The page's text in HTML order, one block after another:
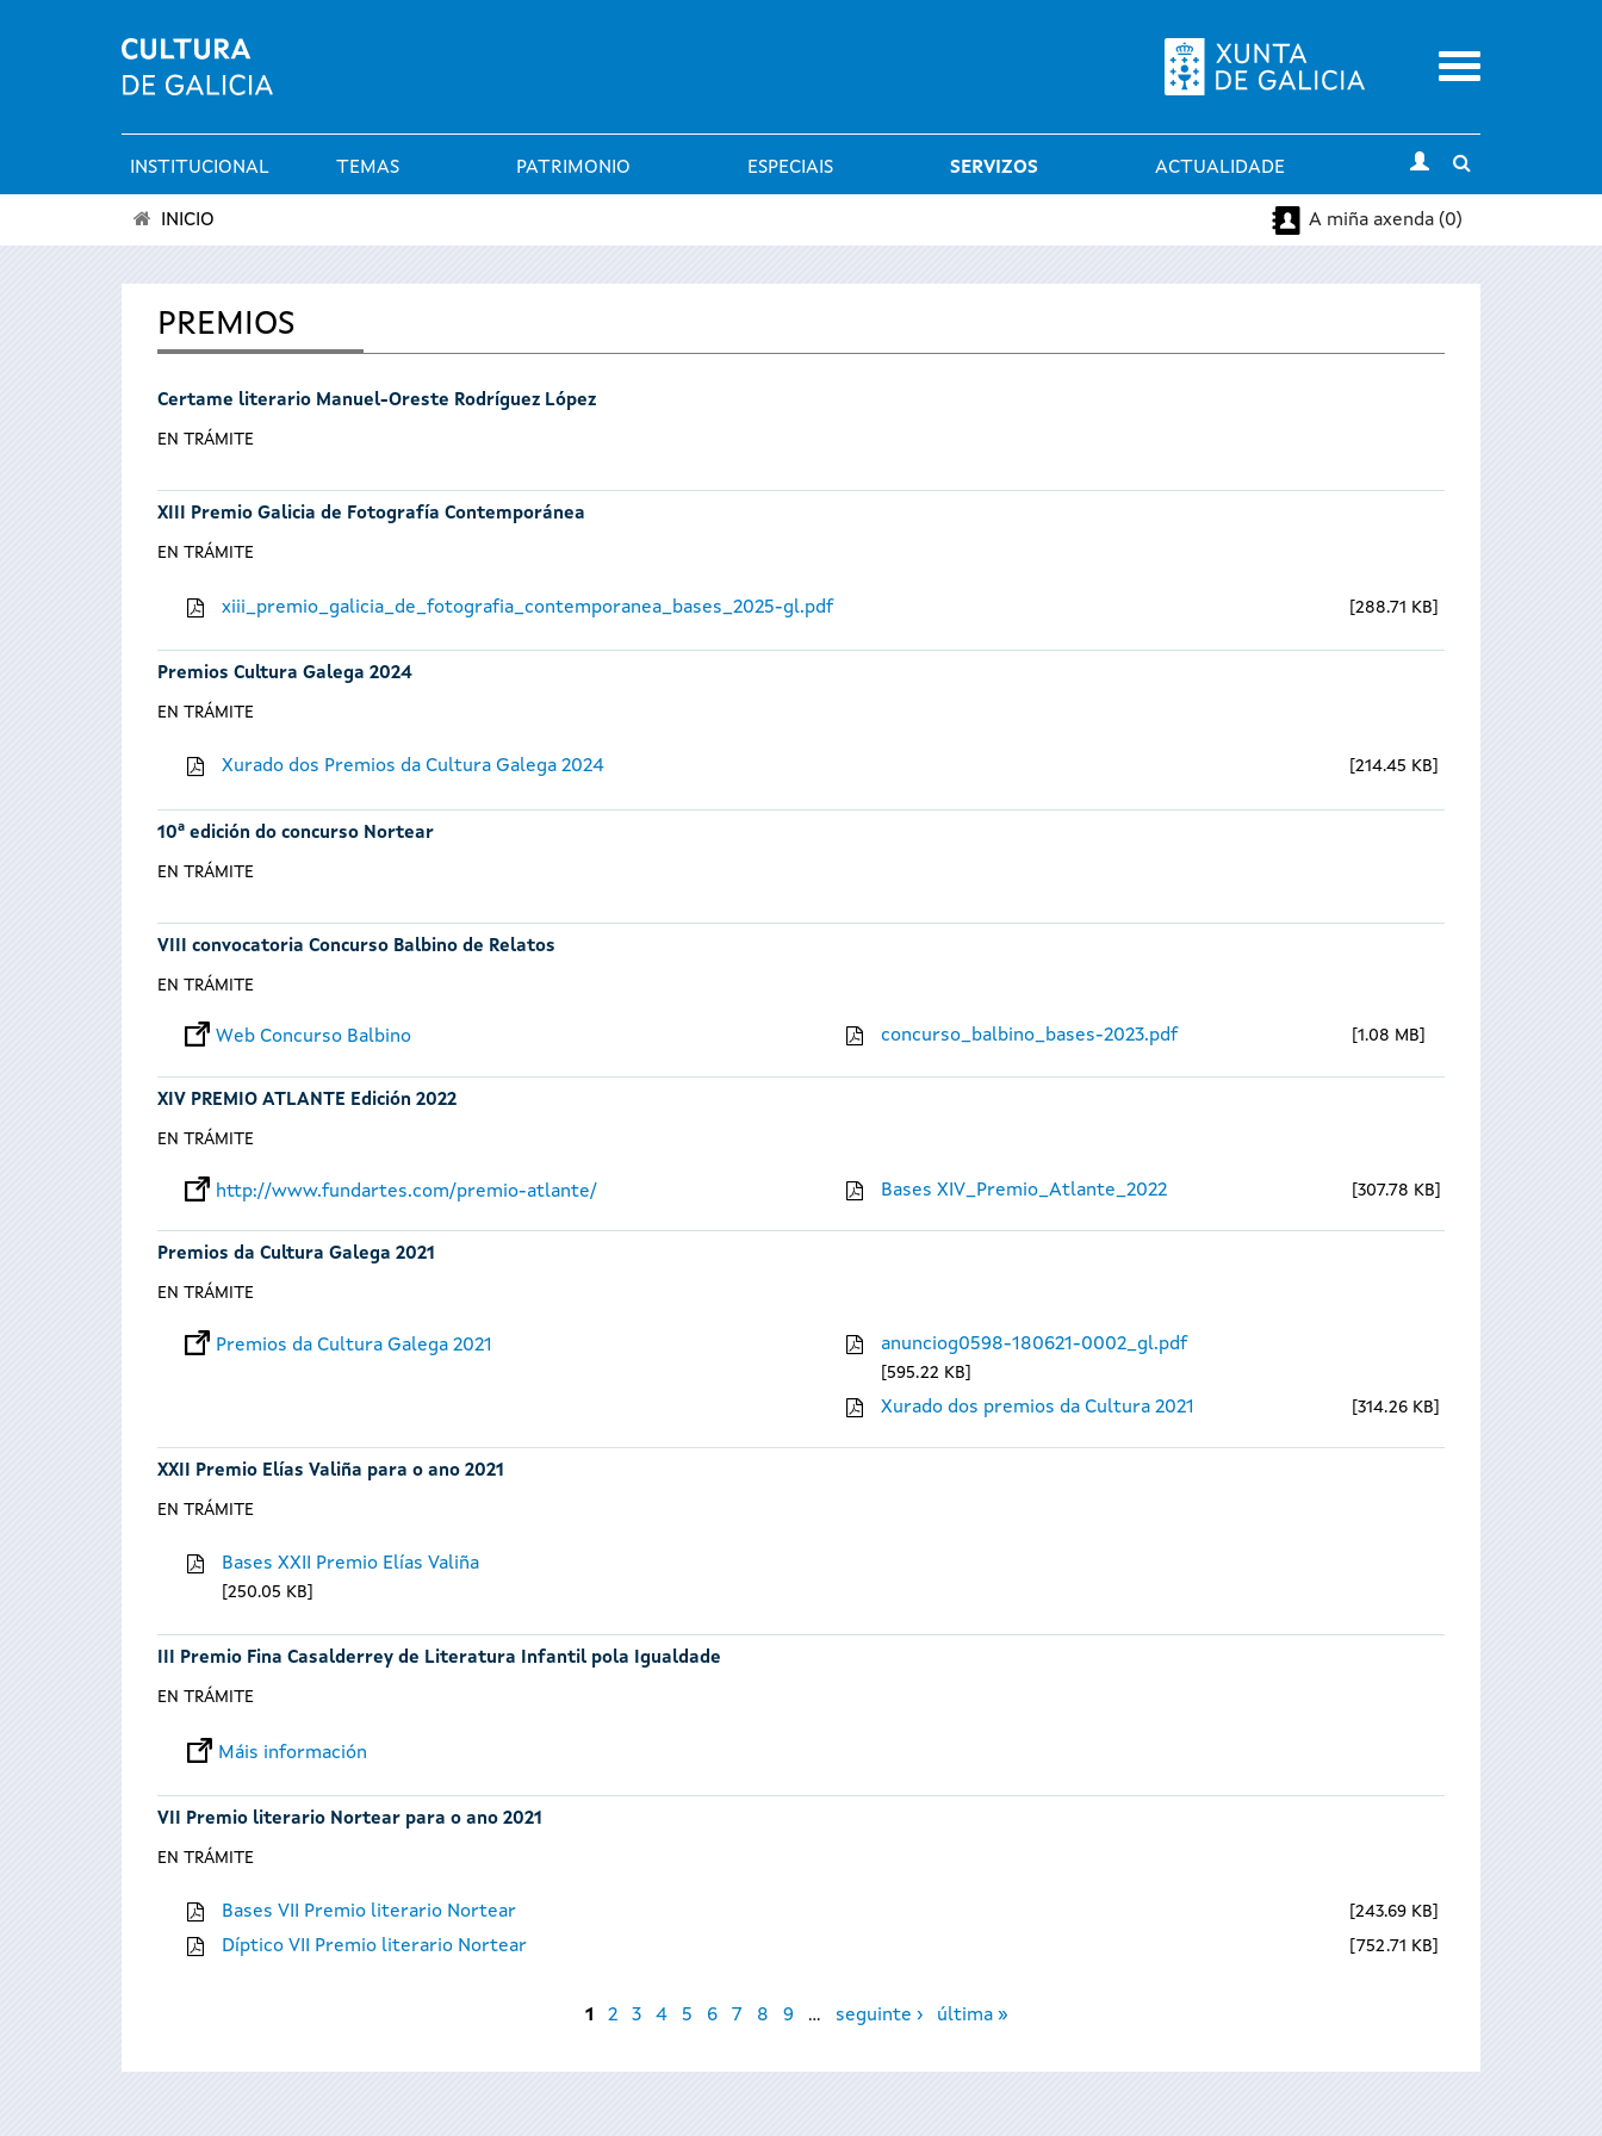
Menu
Menú
principal
INSTITUCIONAL TEMAS PATRIMONIO ESPECIAIS SERVIZOS ACTUALIDADE
search
está
INICIO A miña axenda (0)
PREMIOS
Certame literario Manuel-Oreste Rodríguez López
EN TRÁMITE
XIII Premio Galicia de Fotografía Contemporánea
EN TRÁMITE
xiii_premio_galicia_de_fotografia_contemporanea_bases_2025-gl.pdf 288.71 KB
Premios Cultura Galega 2024
EN TRÁMITE
Xurado dos Premios da Cultura Galega 2024 214.45 KB
10ª edición do concurso Nortear
EN TRÁMITE
VIII convocatoria Concurso Balbino de Relatos
EN TRÁMITE
Web Concurso Balbino concurso_balbino_bases-2023.pdf 1.08 MB
XIV PREMIO ATLANTE Edición 2022
EN TRÁMITE
http://www.fundartes.com/premio-atlante/ Bases XIV_Premio_Atlante_2022 307.78 KB
Premios da Cultura Galega 2021
EN TRÁMITE
Premios da Cultura Galega 2021 anunciog0598-180621-0002_gl.pdf
595.22 KB
Xurado dos premios da Cultura 2021 314.26 KB
XXII Premio Elías Valiña para o ano 2021
EN TRÁMITE
Bases XXII Premio Elías Valiña
250.05 KB
III Premio Fina Casalderrey de Literatura Infantil pola Igualdade
EN TRÁMITE
Máis información
VII Premio literario Nortear para o ano 2021
EN TRÁMITE
Bases VII Premio literario Nortear 243.69 KB
Díptico VII Premio literario Nortear 752.71 KB
1 2 3 4 5 6 7 8 9 … seguinte › última »